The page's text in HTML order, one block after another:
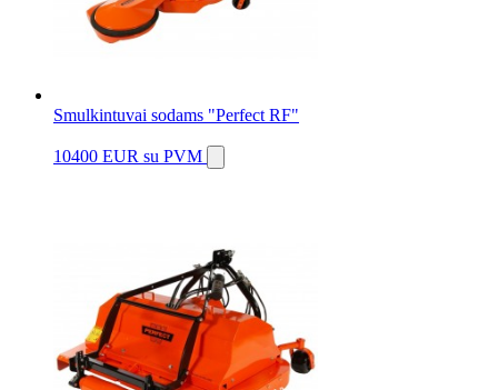
Smulkintuvai sodams "Perfect RF"
10400 EUR su PVM